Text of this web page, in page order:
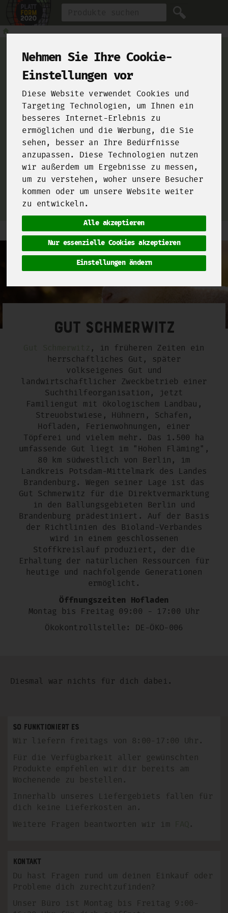
Nehmen Sie Ihre Cookie-
Einstellungen vor
Diese Website verwendet Cookies und
Targeting Technologien, um Ihnen ein
besseres Internet-Erlebnis zu
ermöglichen und die Werbung, die Sie
sehen, besser an Ihre Bedürfnisse
anzupassen. Diese Technologien nutzen
wir außerdem um Ergebnisse zu messen,
um zu verstehen, woher unsere Besucher
kommen oder um unsere Website weiter
zu entwickeln.
Alle akzeptieren
Nur essenzielle Cookies akzeptieren
Einstellungen ändern
Produkt
For Chefs
From farms and food manufacturers to your kitchen!
Click here and sign up for ourB2B-Shop
Gut Schmerwitz
, in früheren Zeiten ein
herrschaftliches Gut, später
volkseigenes Gut und
landwirtschaftlicher Zweckbetrieb einer
Suchthilfeorganisation, jetzt
Familiengut mit ökologischem Landbau,
Streuobstwiese, Hühnern, Schafen,
Hofladen, Ferienwohnungen, einer
Töpferei und vielem mehr. Das 1.500 ha
umfassende Gut liegt im "Hohen Fläming",
80 km südwestlich von Berlin, im
Landkreis Potsdam-Mittelmark des Landes
Brandenburg. Wegen seiner Lage ist das
Gut Schmerwitz für die Direktvermarktung
in den Ballungsgebieten Berlin und
Brandenburg prädestiniert. Auf der Basis
der Richtlinien des Bioland-Verbandes
wird in einem geschlossenen
Stoffkreislauf produziert, der die
Erhaltung der natürlichen Ressourcen für
heutige und nachfolgende Generationen
ermöglicht.
Öffnungszeiten Hofladen
Montag bis Freitag 09:00 - 17:00 Uhr
Ökokontrollstelle: DE-ÖKO-006
Diesmal war nichts für dich dabei.
So funktioniert es
Wir liefern freitags von 8:00-17:00 Uhr.
Für die Verfügbarkeit aller gewünschten
Produkte empfehlen wir dir bereits am
Wochenende zu bestellen.
Innerhalb unseres Liefergebiets fallen für
dich keine Lieferkosten an.
Weitere Fragen beantworten wir im
.
Kontakt
Du hast Fragen rund um deinen Einkauf oder
Probleme dich zurechtzufinden?
Unser Büro ist Montag bis Freitag 9:00-